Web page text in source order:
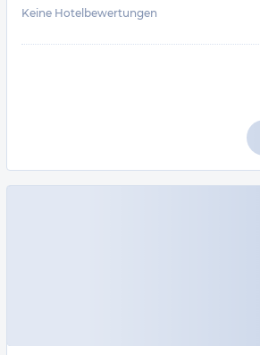
Keine Hotelbewertungen